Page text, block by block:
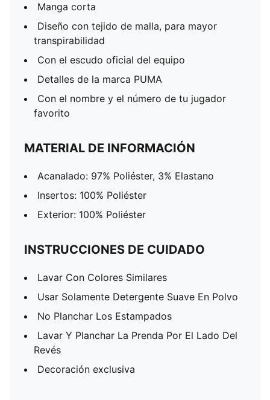
Manga corta
Diseño con tejido de malla, para mayor
transpirabilidad
Con el escudo oficial del equipo
Detalles de la marca PUMA
Con el nombre y el número de tu jugador
favorito
MATERIAL DE INFORMACIÓN
Acanalado: 97% Poliéster, 3% Elastano
Insertos: 100% Poliéster
Exterior: 100% Poliéster
INSTRUCCIONES DE CUIDADO
Lavar Con Colores Similares
Usar Solamente Detergente Suave En Polvo
No Planchar Los Estampados
Lavar Y Planchar La Prenda Por El Lado Del
Revés
Decoración exclusiva